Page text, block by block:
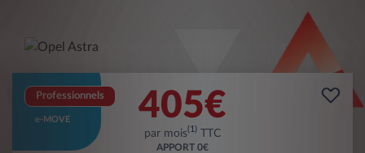
Professionnels
e-MOVE 405€
par mois(1) TTC
APPORT 0€